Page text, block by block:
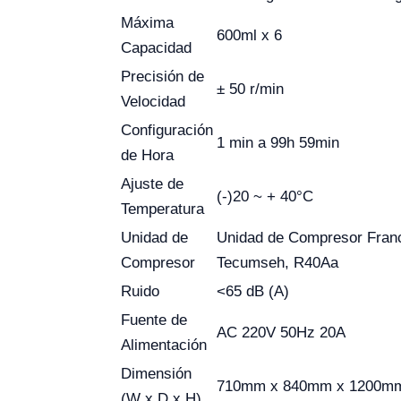
Máxima
Capacidad
600ml x 6
Precisión de
Velocidad
± 50 r/min
Configuración
de Hora
1 min a 99h 59min
Ajuste de
Temperatura
(-)20 ~ + 40°C
Unidad de
Compresor
Unidad de Compresor
Tecumseh, R40Aa
Ruido
<65 dB (A)
Fuente de
Alimentación
AC 220V 50Hz 20A
Dimensión
710mm x 840mm x